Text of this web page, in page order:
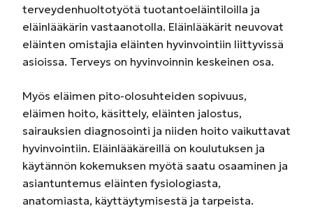
terveydenhuoltotyötä tuotantoeläintiloilla ja
eläinlääkärin vastaanotolla. Eläinlääkärit neuvovat
eläinten omistajia eläinten hyvinvointiin liittyvissä
asioissa. Terveys on hyvinvoinnin keskeinen osa.
Myös eläimen pito-olosuhteiden sopivuus,
eläimen hoito, käsittely, eläinten jalostus,
sairauksien diagnosointi ja niiden hoito vaikuttavat
hyvinvointiin. Eläinlääkäreillä on koulutuksen ja
käytännön kokemuksen myötä saatu osaaminen ja
asiantuntemus eläinten fysiologiasta,
anatomiasta, käyttäytymisestä ja tarpeista.